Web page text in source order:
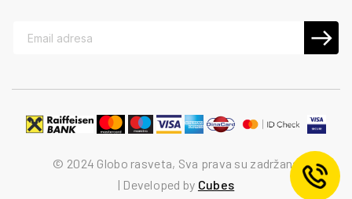
© 2024 Globo rasveta, Sva prava su zadržana
Developed by Cubes